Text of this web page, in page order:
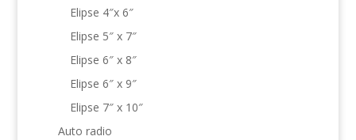
Elipse 4″x 6″
Elipse 5″ x 7″
Elipse 6″ x 8″
Elipse 6″ x 9″
Elipse 7″ x 10″
Auto radio